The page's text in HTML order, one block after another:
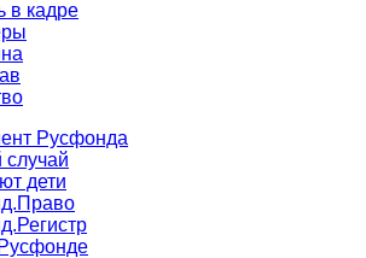
в кадре
Русфонда
дети